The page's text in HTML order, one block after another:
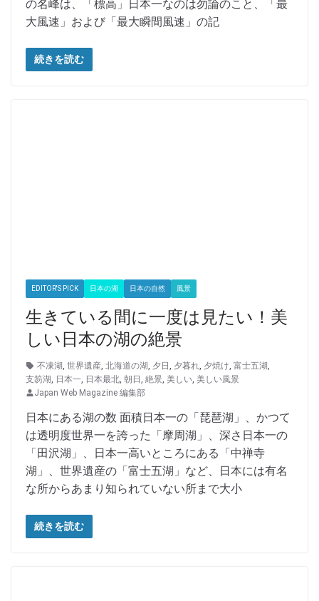
の名峰は、「標高」日本一なのは勿論のこと、「最
大風速」および「最大瞬間風速」の記
続きを読む
EDITOR'S PICK 日本の湖 日本の自然 風景
生きている間に一度は見たい！美
しい日本の湖の絶景
不凍湖 世界遺産 北海道の湖 夕日 夕暮れ 夕焼け 富士五湖
支笏湖
日本一 日本最北 朝日 絶景 美しい 美しい風景
Japan Web Magazine 編集部
日本にある湖の数 面積日本一の「琵琶湖」、かつて
は透明度世界一を誇った「摩周湖」、深さ日本一の
「田沢湖」、日本一高いところにある「中禅寺
湖」、世界遺産の「富士五湖」など、日本には有名
な所からあまり知られていない所まで大小
続きを読む